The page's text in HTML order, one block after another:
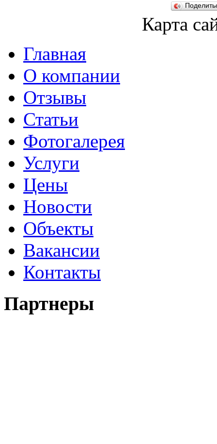
Карта
Главная
О компании
Отзывы
Статьи
Фотогалерея
Услуги
Цены
Новости
Объекты
Вакансии
Контакты
Партнеры